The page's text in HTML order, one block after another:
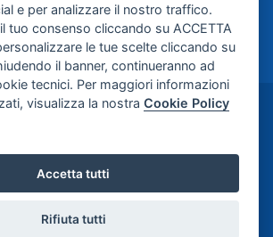
e per analizzare il nostro traffico.
tuo consenso cliccando su ACCETTA
le tue scelte cliccando su
il banner, continueranno ad
tecnici. Per maggiori informazioni
visualizza la nostraCookie Policy
Accetta tutti
Rifiuta tutti
di Cura Maria Rosaria S.p.A. -